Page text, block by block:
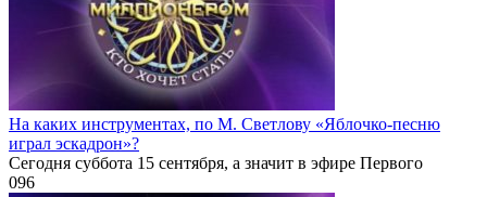
На каких инструментах, по М. Светлову «Яблочко-песню
играл эскадрон»?
Сегодня суббота 15 сентября, а значит в эфире Первого
096